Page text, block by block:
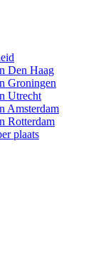
Den Haag
Groningen
Utrecht
Amsterdam
Rotterdam
plaats